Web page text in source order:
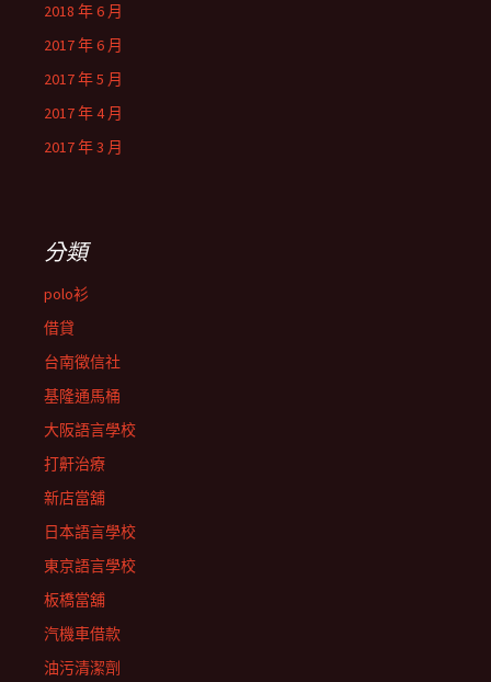
2018 年 6 月
2017 年 6 月
2017 年 5 月
2017 年 4 月
2017 年 3 月
分類
polo衫
借貸
台南徵信社
基隆通馬桶
大阪語言學校
打鼾治療
新店當舖
日本語言學校
東京語言學校
板橋當舖
汽機車借款
油污清潔劑